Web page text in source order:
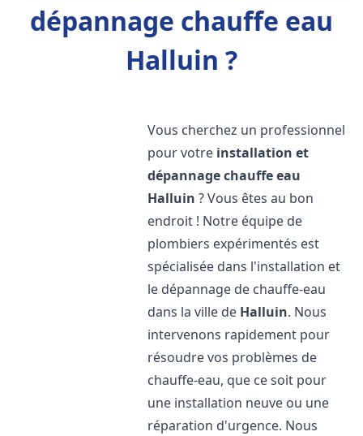
dépannage chauffe eau
Halluin ?
Vous cherchez un professionnel
pour votre installation et
dépannage chauffe eau
Halluin ? Vous êtes au bon
endroit ! Notre équipe de
plombiers expérimentés est
spécialisée dans l'installation et
le dépannage de chauffe-eau
dans la ville de Halluin. Nous
intervenons rapidement pour
résoudre vos problèmes de
chauffe-eau, que ce soit pour
une installation neuve ou une
réparation d'urgence. Nous